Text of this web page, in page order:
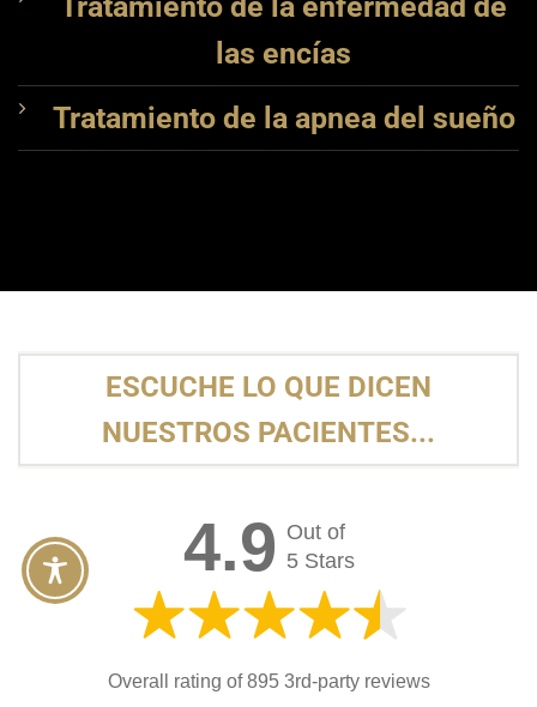
las encías
Tratamiento de la apnea del sueño
ESCUCHE LO QUE DICEN
NUESTROS PACIENTES...
4.9 Out of
5 Stars
Overall rating of 895 3rd-party reviews